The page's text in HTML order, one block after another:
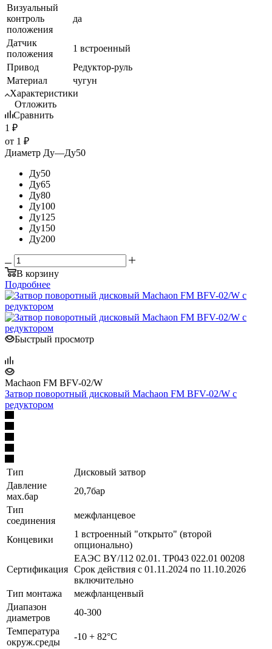
Визуальный
контроль
положения
да
Датчик
положения
1 встроенный
Привод
Редуктор-руль
Материал
чугун
Характеристики
Отложить
Сравнить
1 ₽
от 1 ₽
Диаметр Ду—Ду50
Ду50
Ду65
Ду80
Ду100
Ду125
Ду150
Ду200
В корзину
Подробнее
Быстрый просмотр
Machaon FM BFV-02/W
Затвор поворотный дисковый Machaon FM BFV-02/W с
редуктором
Тип
Дисковый затвор
Давление
мах.бар
20,7бар
Тип
соединения
межфланцевое
Концевики
1 встроенный "открыто" (второй
опционально)
Сертификация
ЕАЭС BY/112 02.01. TP043 022.01 00208
Срок действия с 01.11.2024 по 11.10.2026
включительно
Тип монтажа
межфланценвый
Диапазон
диаметров
40-300
Температура
окруж.среды
-10 + 82°С